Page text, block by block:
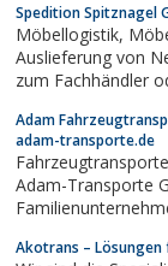
Spedition Spitznagel
Möbellogistik, Möbeltransport vom Profi: Transporte und
Auslieferung von
zum Fachhändler
Adam
adam-transporte.de
Fahrzeugtransporte, LKW Transport und PKW Transport.
Adam-Transporte
Familienbetriebs
Akotrans –